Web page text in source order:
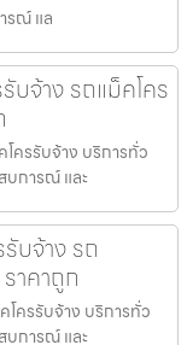
รณ์ แล
บจ้าง รถแม็คโคร
โครรับจ้าง บริการทั่ว
บการณ์ และ
บจ้าง รถ
าคาถูก
โครรับจ้าง บริการทั่ว
บการณ์ และ